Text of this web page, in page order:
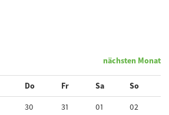
nächsten Monat
Do Fr Sa
So
30 31 01
02